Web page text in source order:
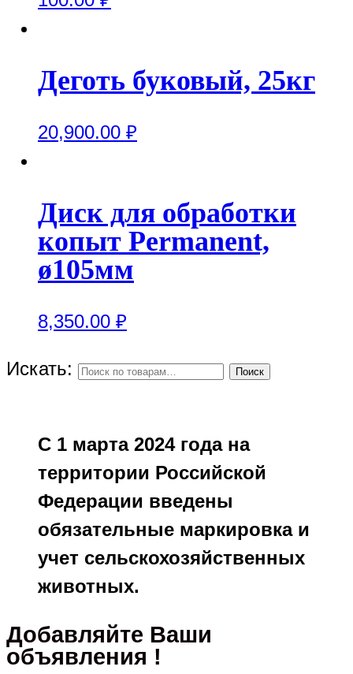
Деготь буковый, 25кг
20,900.00 ₽
Диск для обработки
копыт Permanent,
ø105мм
8,350.00 ₽
Искать: Поиск
С 1 марта 2024 года на
территории Российской
Федерации введены
обязательные маркировка и
учет сельскохозяйственных
животных.
Добавляйте Ваши
объявления !